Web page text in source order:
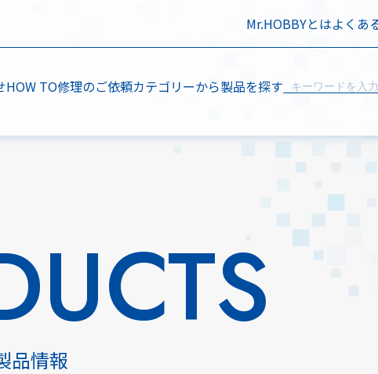
Mr.HOBBYとはよくあ
HOW TO修理のご依頼カテゴリーから製品を探す
品情報